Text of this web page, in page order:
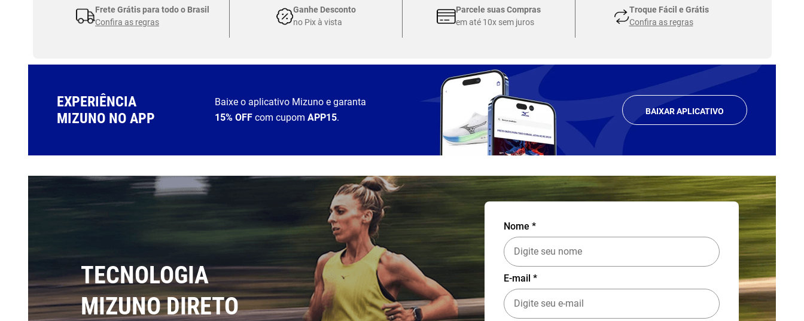
Frete Grátis para todo o Brasil
Confira as regras
Ganhe Desconto
no Pix à vista
Parcele suas Compras
em até 10x sem juros
Troque Fácil e Grátis
Confira as regras
EXPERIÊNCIA
MIZUNO NO APP
Baixe o aplicativo Mizuno e garanta
15% OFF com cupomAPP15.
BAIXAR APLICATIVO
TECNOLOGIA
MIZUNO DIRETO
Nome *
E-mail *